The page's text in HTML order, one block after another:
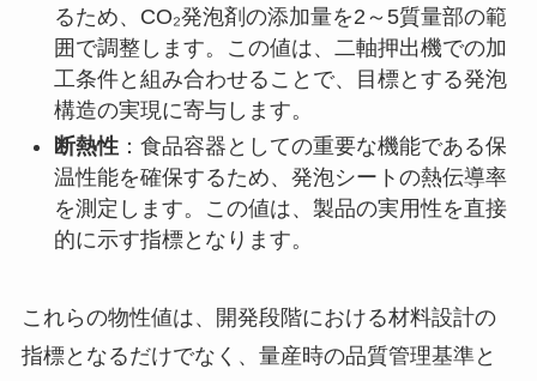
るため、CO₂発泡剤の添加量を2～5質量部の範
囲で調整します。この値は、二軸押出機での加
工条件と組み合わせることで、目標とする発泡
構造の実現に寄与します。
断熱性：食品容器としての重要な機能である保
温性能を確保するため、発泡シートの熱伝導率
を測定します。この値は、製品の実用性を直接
的に示す指標となります。
これらの物性値は、開発段階における材料設計の
指標となるだけでなく、量産時の品質管理基準と